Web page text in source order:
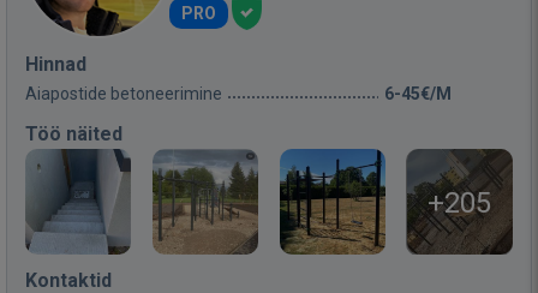
PRO
Hinnad
Aiapostide betoneerimine 6-45€/M
Töö näited
+205
Kontaktid